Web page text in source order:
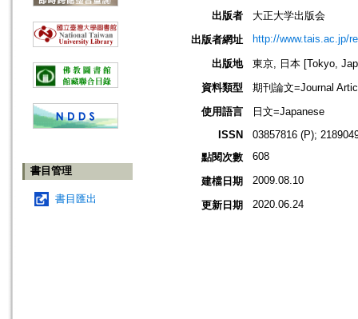
書目管理
書目匯出
出版者
大正大学出版会
出版者網址
http://www.tais.ac.jp/
出版地
東京, 日本 [Tokyo,
資料類型
期刊論文=Journal
使用語言
日文=Japanese
ISSN
03857816 (P);
點閱次數
608
建檔日期 2009.08.10
更新日期 2020.06.24